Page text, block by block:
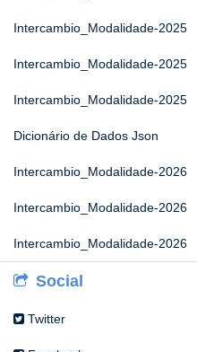
Intercambio_Modalidade-2025
Intercambio_Modalidade-2025
Intercambio_Modalidade-2025
Dicionário de Dados Json
Intercambio_Modalidade-2026
Intercambio_Modalidade-2026
Intercambio_Modalidade-2026
Social
Twitter